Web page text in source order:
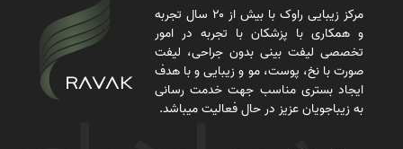
مرکز زیبایی راوک با بیش از ۲۰ سال تجربه
و همکاری با پزشکان با تجربه در امور
تخصصی لیفت بینی بدون جراحی، لیفت
صورت با نخ، پوست، مو و زیبایی و با هدف
ایجاد بستری مناسب جهت خدمت رسانی
به زیباجویان عزیز در حال فعالیت میباشد.